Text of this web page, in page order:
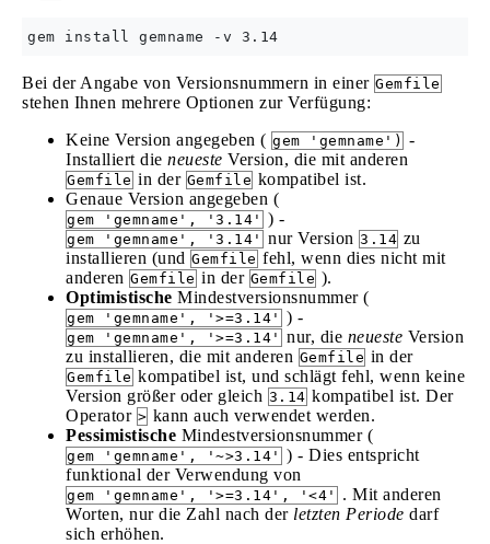
Bei der Angabe von Versionsnummern in einer Gemfile
stehen Ihnen mehrere Optionen zur Verfügung:
Keine Version angegeben ( gem 'gemname') -
Installiert die neueste Version, die mit anderen
Gemfile in der Gemfile kompatibel ist.
Genaue Version angegeben (
gem 'gemname', '3.14' ) -
gem 'gemname', '3.14' nur Version 3.14 zu
installieren (und Gemfile fehl, wenn dies nicht mit
anderen Gemfile in der Gemfile ).
Optimistische Mindestversionsnummer (
gem 'gemname', '>=3.14' ) -
gem 'gemname', '>=3.14' nur, die neueste Version
zu installieren, die mit anderen Gemfile in der
Gemfile kompatibel ist, und schlägt fehl, wenn keine
Version größer oder gleich 3.14 kompatibel ist. Der
Operator > kann auch verwendet werden.
Pessimistische Mindestversionsnummer (
gem 'gemname', '~>3.14' ) - Dies entspricht
funktional der Verwendung von
gem 'gemname', '>=3.14', '<4'
. Mit anderen
Worten, nur die Zahl nach der letzten Periode darf
sich erhöhen.